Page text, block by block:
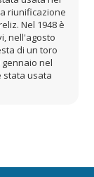
riunificazione
Nel 1948 è
nell'agosto
di un toro
gennaio nel
stata usata